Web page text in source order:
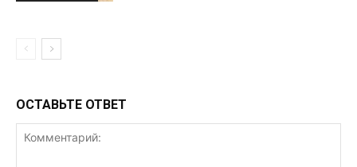
ОСТАВЬТЕ ОТВЕТ